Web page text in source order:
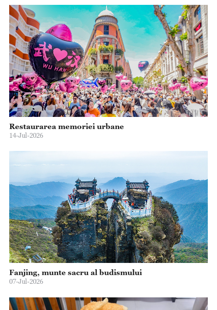
Restaurarea memoriei urbane
14-Jul-2026
Fanjing, munte sacru al budismului
07-Jul-2026